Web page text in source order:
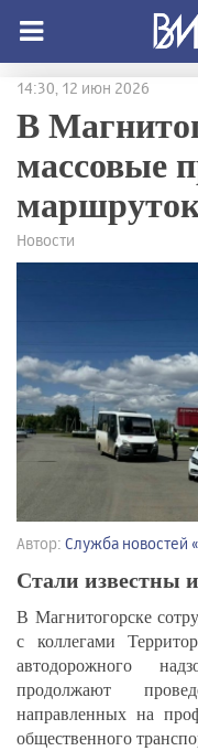
14:30, 12 июн 2026
В
массовые
Новости
Автор: Служба новостей
Стали известны
В Магнитогорске
с коллегами
автодорожного
продолжают
направленных на
общественного